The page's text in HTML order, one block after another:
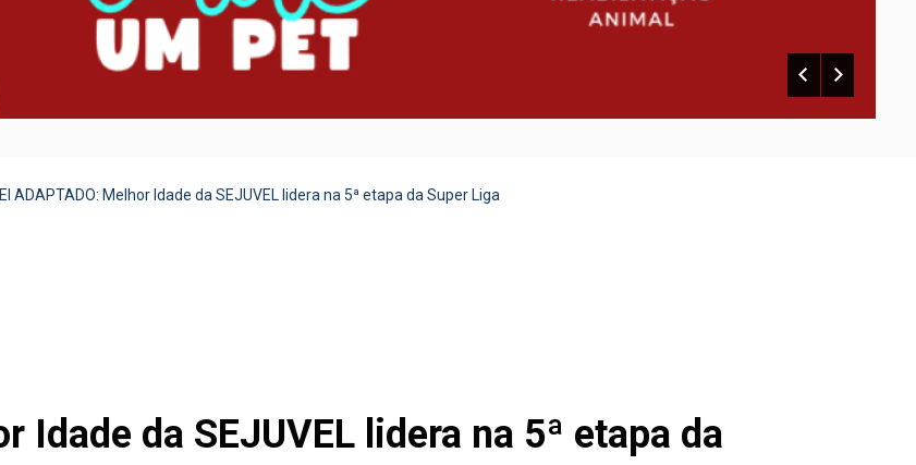
ADAPTADO: Melhor Idade da SEJUVEL lidera na 5ª etapa da Super Liga
Idade da SEJUVEL lidera na 5ª etapa da